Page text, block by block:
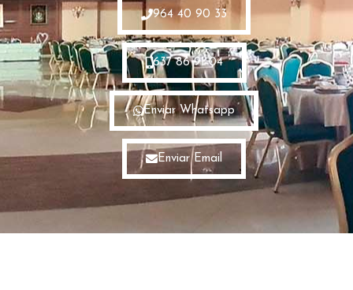
964 40 90 33
637 86 91 04
Enviar Whatsapp
Enviar Email